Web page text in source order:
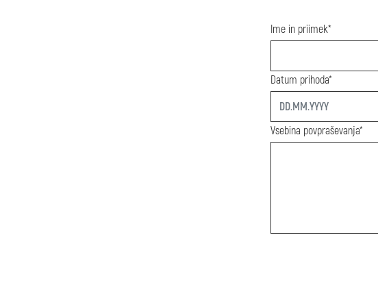
Ime in priimek*
Datum prihoda*
start
Vsebina povpraševanja*